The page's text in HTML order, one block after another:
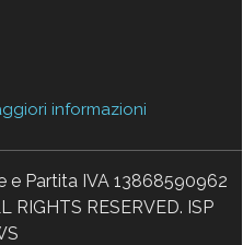
informazioni
e Partita IVA 13868590962
RESERVED. ISP